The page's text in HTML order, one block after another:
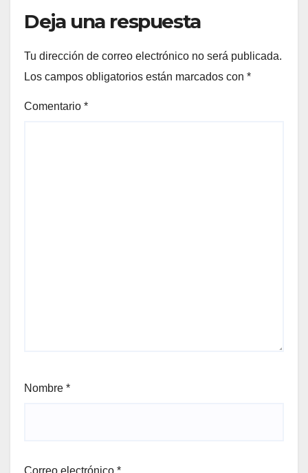
Deja una respuesta
Tu dirección de correo electrónico no será publicada.
Los campos obligatorios están marcados con *
Comentario *
Nombre *
Correo electrónico *